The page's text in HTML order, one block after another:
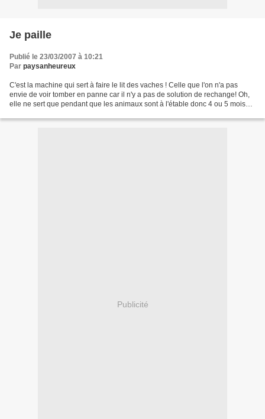
Je paille
Publié le 23/03/2007 à 10:21
Par paysanheureux
C'est la machine qui sert à faire le lit des vaches ! Celle que l'on n'a pas
envie de voir tomber en panne car il n'y a pas de solution de rechange! Oh,
elle ne sert que pendant que les animaux sont à l'étable donc 4 ou 5 mois
Publicité